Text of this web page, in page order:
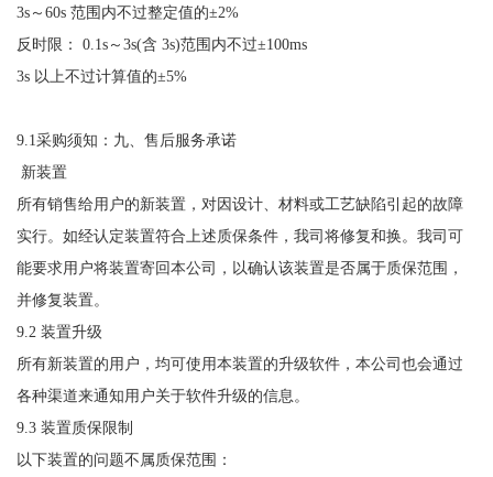
3s～60s 范围内不过整定值的±2%
反时限：
0.1s～3s(含 3s)范围内不过±100ms
3s 以上不过计算值的±5%
9.1采购须知：九、售后服务承诺
新装置
所有销售给用户的新装置，对因设计、材料或工艺缺陷引起的故障
实行。如经认定装置符合上述质保条件，我司将修复和换。我司可
能要求用户将装置寄回本公司，以确认该装置是否属于质保范围，
并修复装置。
9.2 装置升级
所有新装置的用户，均可使用本装置的升级软件，本公司也会通过
各种渠道来通知用户关于软件升级的信息。
9.3 装置质保限制
以下装置的问题不属质保范围：